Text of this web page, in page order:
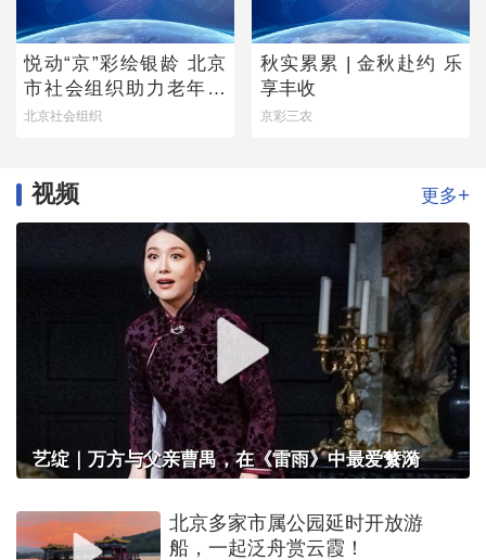
悦动“京”彩绘银龄 北京
市社会组织助力老年学
堂公益项目稳步推进
北京社会组织
秋实累累 | 金秋赴约 乐
享丰收
京彩三农
视频 更多+
艺绽｜万方与父亲曹禺，在《雷雨》中最爱蘩漪
北京多家市属公园延时开放游
船，一起泛舟赏云霞！